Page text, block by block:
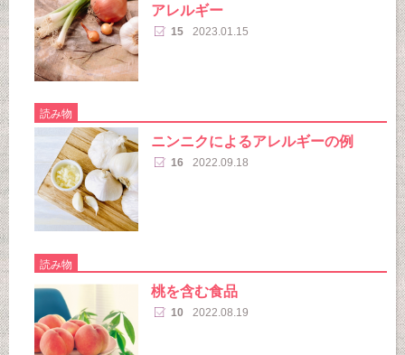
アレルギー
15 2023.01.15
読み物
ニンニクによるアレルギーの例
16 2022.09.18
読み物
桃を含む食品
10 2022.08.19